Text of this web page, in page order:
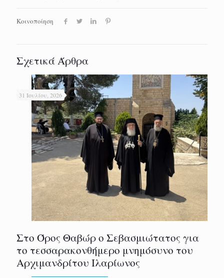
Κοινοποίηση
Σχετικά Άρθρα
31 Ιουλίου, 2026
Στο Όρος Θαβώρ ο Σεβασμιώτατος για
το τεσσαρακονθήμερο μνημόσυνο του
Αρχιμανδρίτου Ιλαρίωνος